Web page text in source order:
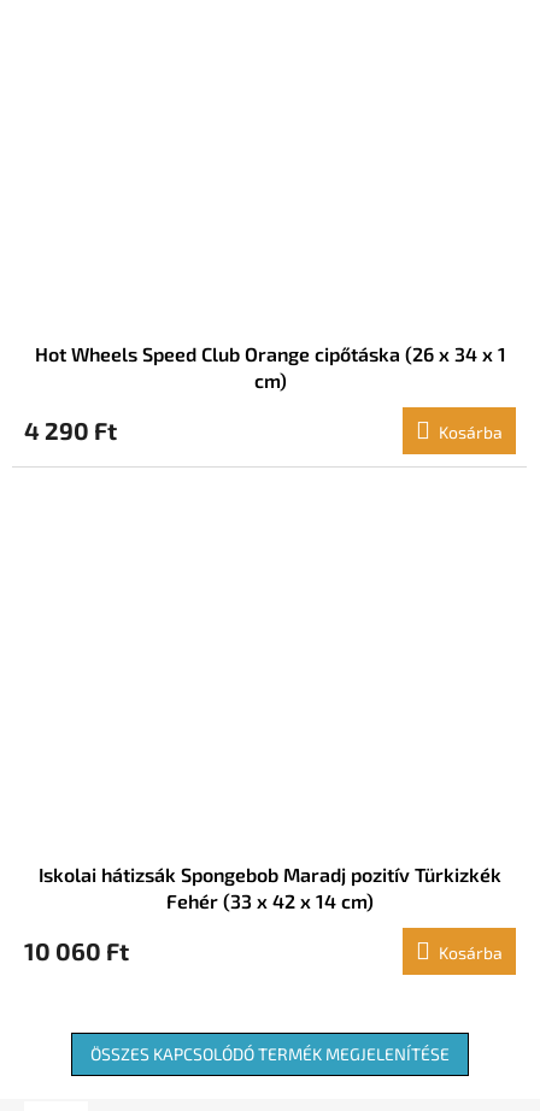
Hot Wheels Speed ​​Club Orange cipőtáska (26 x 34 x 1
cm)
4 290 Ft Kosárba
Iskolai hátizsák Spongebob Maradj pozitív Türkizkék
Fehér (33 x 42 x 14 cm)
10 060 Ft Kosárba
ÖSSZES KAPCSOLÓDÓ TERMÉK MEGJELENÍTÉSE